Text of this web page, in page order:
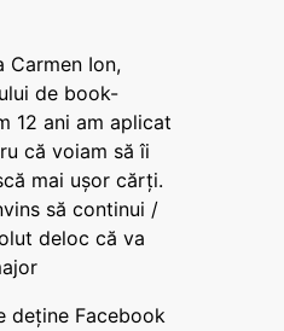
Carmen Ion,
de book-
12 ani am aplicat
că voiam să îi
mai ușor cărți.
să continui /
deloc că va
deține Facebook